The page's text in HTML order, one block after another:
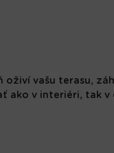
vašu terasu,
ako v interiéri, tak v